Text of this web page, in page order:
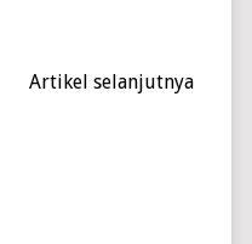
Artikel selanjutnya